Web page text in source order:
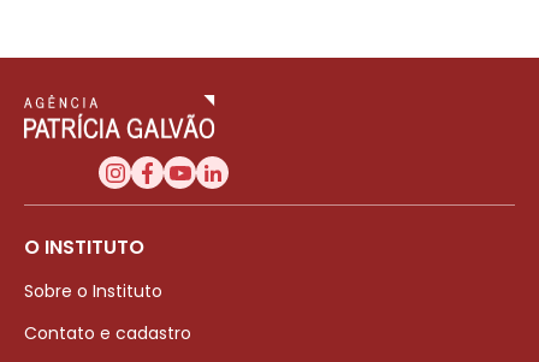
O INSTITUTO
Sobre o Instituto
Contato e cadastro